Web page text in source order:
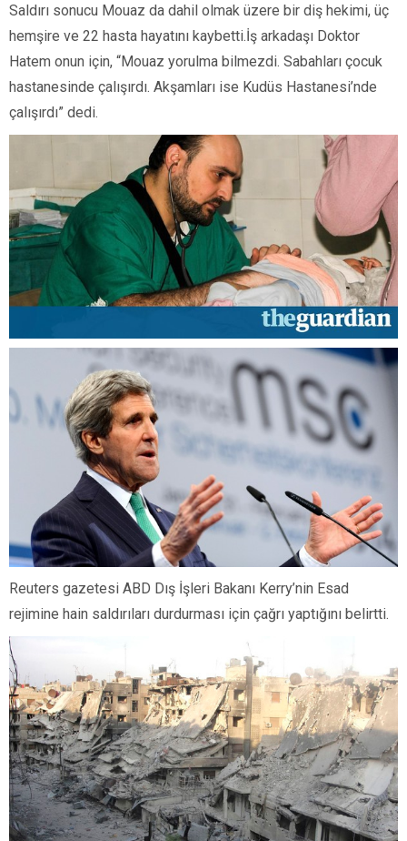
Saldırı sonucu Mouaz da dahil olmak üzere bir diş hekimi, üç
hemşire ve 22 hasta hayatını kaybetti.İş arkadaşı Doktor
Hatem onun için, “Mouaz yorulma bilmezdi. Sabahları çocuk
hastanesinde çalışırdı. Akşamları ise Kudüs Hastanesi’nde
çalışırdı” dedi.
Reuters gazetesi ABD Dış İşleri Bakanı Kerry’nin Esad
rejimine hain saldırıları durdurması için çağrı yaptığını belirtti.